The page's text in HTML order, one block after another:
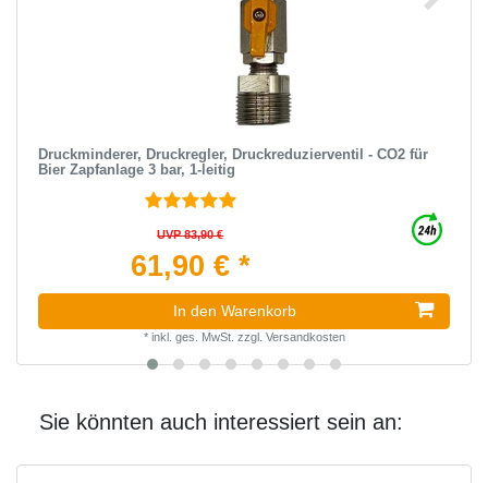
Druckminderer, Druckregler, Druckreduzierventil - CO2 für
Bier Zapfanlage 3 bar, 1-leitig
UVP 83,90 €
61,90 € *
In den Warenkorb
* inkl. ges. MwSt. zzgl. Versandkosten
Sie könnten auch interessiert sein an: